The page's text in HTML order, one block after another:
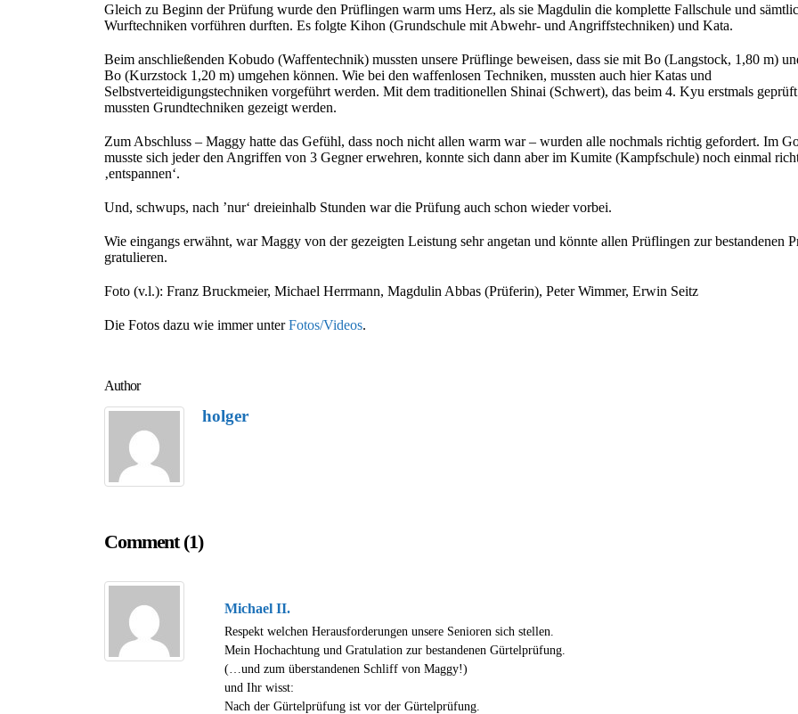
Gleich zu Beginn der Prüfung wurde den Prüflingen warm ums Herz, als sie Magdulin die komplette Fallschule und
Wurftechniken vorführen durften. Es folgte Kihon (Grundschule mit Abwehr- und Angriffstechniken) und Kata.
Beim anschließenden Kobudo (Waffentechnik) mussten unsere Prüflinge beweisen, dass sie mit Bo (Langstock, 1,80 m)
Bo (Kurzstock 1,20 m) umgehen können. Wie bei den waffenlosen Techniken, mussten auch hier Katas und
Selbstverteidigungstechniken vorgeführt werden. Mit dem traditionellen Shinai (Schwert), das beim 4. Kyu erstmals
mussten Grundtechniken gezeigt werden.
Zum Abschluss – Maggy hatte das Gefühl, dass noch nicht allen warm war – wurden alle nochmals richtig gefordert. Im
musste sich jeder den Angriffen von 3 Gegner erwehren, konnte sich dann aber im Kumite (Kampfschule) noch einmal
‚entspannen‘.
Und, schwups, nach ’nur‘ dreieinhalb Stunden war die Prüfung auch schon wieder vorbei.
Wie eingangs erwähnt, war Maggy von der gezeigten Leistung sehr angetan und könnte allen Prüflingen zur bestandenen
gratulieren.
Foto (v.l.): Franz Bruckmeier, Michael Herrmann, Magdulin Abbas (Prüferin), Peter Wimmer, Erwin Seitz
Die Fotos dazu wie immer unterFotos/Videos.
Author
holger
Comment (1)
Michael II.
Respekt welchen Herausforderungen unsere Senioren sich stellen.
Mein Hochachtung und Gratulation zur bestandenen Gürtelprüfung.
(…und zum überstandenen Schliff von Maggy!)
und Ihr wisst:
Nach der Gürtelprüfung ist vor der Gürtelprüfung.